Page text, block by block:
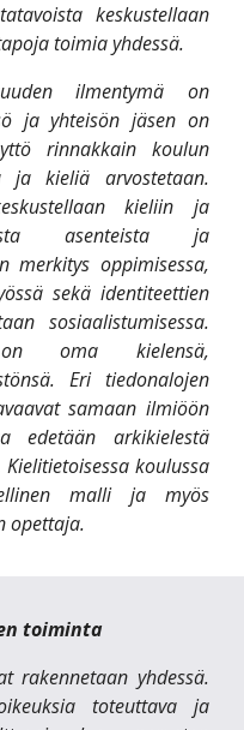
keskustellaan
toimia yhdessä.
ilmentymä on
ja yhteisön jäsen on
rinnakkain koulun
ja kieliä arvostetaan.
kieliin ja
asenteista ja
merkitys oppimisessa,
sekä identiteettien
sosiaalistumisessa.
on oma kielensä,
Eri tiedonalojen
samaan ilmiöön
edetään arkikielestä
koulussa
malli ja myös
opettaja.
toiminta
rakennetaan yhdessä.
toteuttava ja